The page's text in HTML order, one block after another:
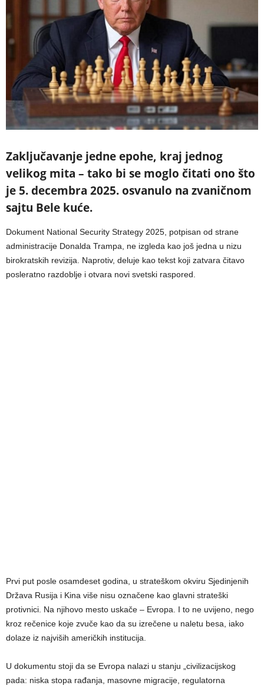
Zaključavanje jedne epohe, kraj jednog
velikog mita – tako bi se moglo čitati ono što
je 5. decembra 2025. osvanulo na zvaničnom
sajtu Bele kuće.
Dokument National Security Strategy 2025, potpisan od strane
administracije Donalda Trampa, ne izgleda kao još jedna u nizu
birokratskih revizija. Naprotiv, deluje kao tekst koji zatvara čitavo
posleratno razdoblje i otvara novi svetski raspored.
Prvi put posle osamdeset godina, u strateškom okviru Sjedinjenih
Država Rusija i Kina više nisu označene kao glavni strateški
protivnici. Na njihovo mesto uskače – Evropa. I to ne uvijeno, nego
kroz rečenice koje zvuče kao da su izrečene u naletu besa, iako
dolaze iz najviših američkih institucija.
U dokumentu stoji da se Evropa nalazi u stanju „civilizacijskog
pada: niska stopa rađanja, masovne migracije, regulatorna